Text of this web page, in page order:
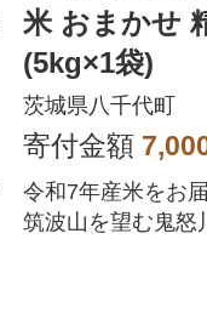
米 おまかせ
(5kg×1袋)
茨城県八千代町
寄付金額
令和7年産米をお
筑波山を望む鬼怒